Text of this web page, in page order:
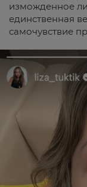
изможденное
единственная
самочувствие